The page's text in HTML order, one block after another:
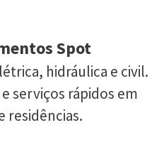
Spot
hidráulica e civil.
serviços rápidos em
residências.